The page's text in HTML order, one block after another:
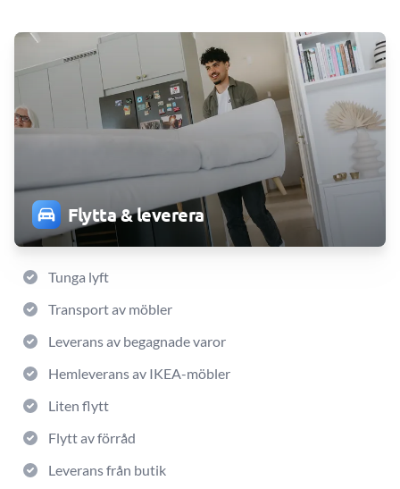
Flytta & leverera
Tunga lyft
Transport av möbler
Leverans av begagnade varor
Hemleverans av IKEA-möbler
Liten flytt
Flytt av förråd
Leverans från butik